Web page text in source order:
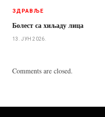
ЗДРАВЉЕ
Болест са хиљаду лица
13. ЈУН 2026.
Comments are closed.